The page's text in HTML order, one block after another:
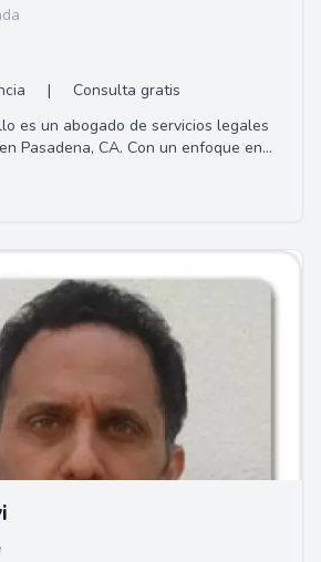
|
Consulta gratis
es un abogado de servicios legales
Pasadena, CA. Con un enfoque en